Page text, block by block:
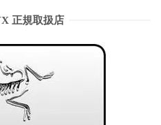
正規取扱店